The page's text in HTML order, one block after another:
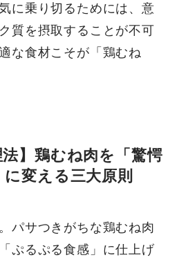
に乗り切るためには、意
質を摂取することが不可
な食材こそが「鶏むね
法】鶏むね肉を「驚愕
変える三大原則
パサつきがちな鶏むね肉
ぷるぷる食感」に仕上げ